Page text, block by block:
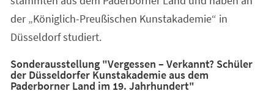
der „Königlich-Preußischen Kunstakademie“ in
Düsseldorf studiert.
Sonderausstellung "Vergessen – Verkannt? Schüler
der Düsseldorfer Kunstakademie aus dem
Paderborner Land im 19. Jahrhundert"